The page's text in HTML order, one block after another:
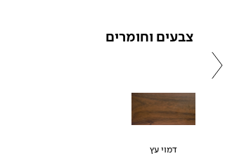
צבעים וחומרים
דמוי עץ